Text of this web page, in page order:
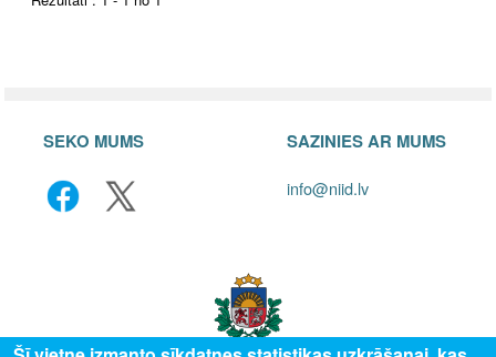
SEKO MUMS SAZINIES AR MUMS
info@niid.lv